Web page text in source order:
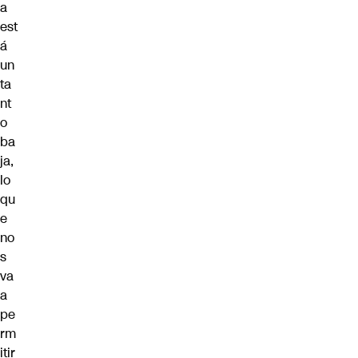
a
est
á
un
ta
nt
o
ba
ja,
lo
qu
e
no
s
va
a
pe
rm
itir